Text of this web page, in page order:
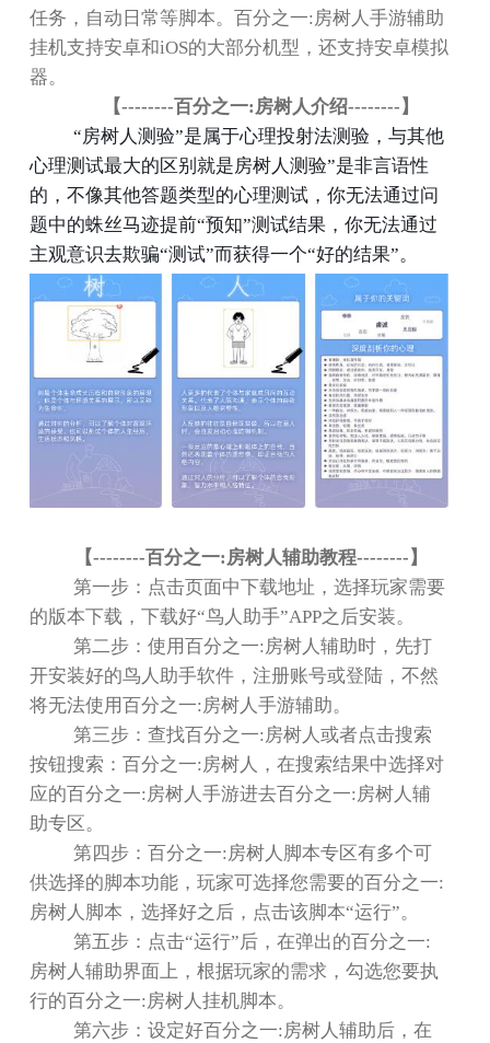
任务，自动日常等脚本。百分之一:房树人手游辅助
挂机支持安卓和iOS的大部分机型，还支持安卓模拟
器。
【--------百分之一: 房树人介绍--------】
“房树人测验”是属于心理投射法测验，与其他
心理测试最大的区别就是房树人测验”是非言语性
的，不像其他答题类型的心理测试，你无法通过问
题中的蛛丝马迹提前“预知”测试结果，你无法通过
主观意识去欺骗“测试”而获得一个“好的结果”。
【--------百分之一:房树人辅助教程-------- 】
第一步：点击页面中下载地址，选择玩家需要
的版本下载，下载好“鸟人助手”APP之后安装。
第二步：使用百分之一:房树人辅助时，先打
开安装好的鸟人助手软件，注册账号或登陆，不然
将无法使用百分之一:房树人手游辅助。
第三步：查找百分之一:房树人或者点击搜索
按钮搜索：百分之一:房树人，在搜索结果中选择对
应的百分之一:房树人手游进去百分之一:房树人辅
助专区。
第四步：百分之一:房树人脚本专区有多个可
供选择的脚本功能，玩家可选择您需要的百分之一:
房树人脚本，选择好之后，点击该脚本“运行”。
第五步：点击“运行”后，在弹出的百分之一:
房树人辅助界面上，根据玩家的需求，勾选您要执
行的百分之一:房树人挂机脚本。
第六步：设定好百分之一:房树人辅助后，在